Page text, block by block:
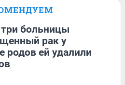
три больницы
рак у
родов ей удалили